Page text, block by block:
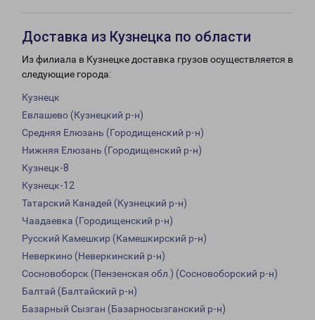
Доставка из Кузнецка по области
Из филиала в Кузнецке доставка грузов осуществляется в
следующие города:
Кузнецк
Евлашево (Кузнецкий р-н)
Средняя Елюзань (Городищенский р-н)
Нижняя Елюзань (Городищенский р-н)
Кузнецк-8
Кузнецк-12
Татарский Канадей (Кузнецкий р-н)
Чаадаевка (Городищенский р-н)
Русский Камешкир (Камешкирский р-н)
Неверкино (Неверкинский р-н)
Сосновоборск (Пензенская обл.) (Сосновоборский р-н)
Балтай (Балтайский р-н)
Базарный Сызган (Базарносызганский р-н)